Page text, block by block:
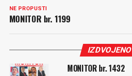
NE PROPUSTI
MONITOR br. 1199
IZDVOJENO
MONITOR br. 1432